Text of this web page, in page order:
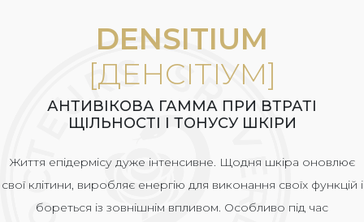
DENSITIUM
[ДЕНСІТІУМ]
АНТИВІКОВА ГАММА ПРИ ВТРАТІ
ЩІЛЬНОСТІ І ТОНУСУ ШКІРИ
Життя епідермісу дуже інтенсивне. Щодня шкіра оновлює
свої клітини, виробляє енергію для виконання своїх функцій і
бореться із зовнішнім впливом. Особливо під час